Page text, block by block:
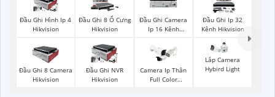
Đầu Ghi Hình Ip 4
Hikvision
Đầu Ghi 8 Ổ Cưng
Hikvision
Đầu Ghi Camera
Ip 16 Kênh
Đầu Ghi Ip 32
Kênh Hikvision
Đầu Ghi 8 Camera
Hikvision
Đầu Ghi NVR
Hikvision
Camera Ip Thân
Full Color
Lắp Camera
Hybird Light